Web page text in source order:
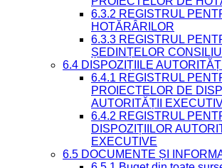
6.3.2 REGISTRUL
HOTĂRÂRILOR
6.3.3 REGISTRUL
ȘEDINȚELOR
6.4 DISPOZIȚIILE
6.4.1 REGISTRUL
PROIECTELOR DE
AUTORITĂȚII
6.4.2 REGISTRUL
DISPOZIȚIILOR
EXECUTIVE
6.5 DOCUMENTE ȘI